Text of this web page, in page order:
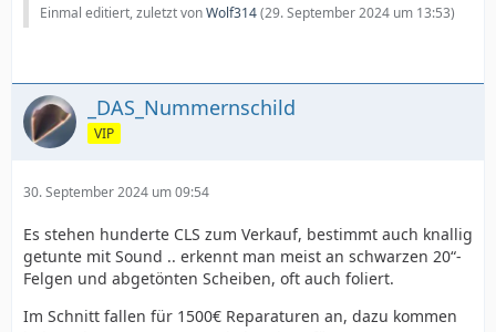
Einmal editiert, zuletzt vonWolf314(29. September 2024 um 13:53)
_DAS_Nummernschild
VIP
30. September 2024 um 09:54
Es stehen hunderte CLS zum Verkauf, bestimmt auch knallig
getunte mit Sound .. erkennt man meist an schwarzen 20“-
Felgen und abgetönten Scheiben, oft auch foliert.
Im Schnitt fallen für 1500€ Reparaturen an, dazu kommen